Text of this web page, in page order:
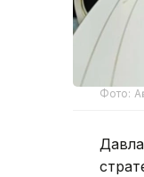
Фото: